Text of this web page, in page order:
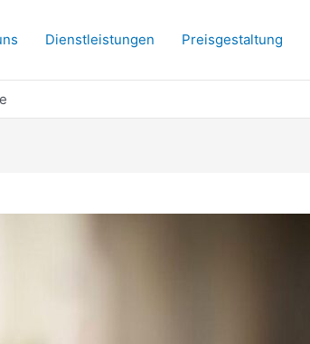
Dienstleistungen Preisgestaltung